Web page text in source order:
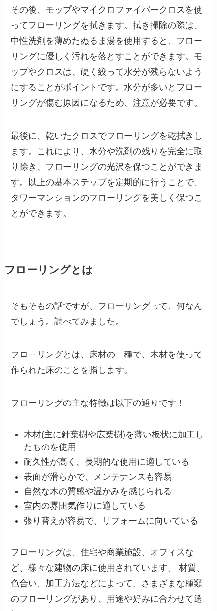
その後、モップやマイクロファイバークロスを使
ってフローリングを拭きます。拭き掃除の際は、
中性洗剤を薄めたぬるま湯を使用すると、フロー
リングに優しく汚れを落とすことができます。モ
ップやクロスは、硬く絞って水分が残らないよう
にすることがポイントです。水分が多いとフロー
リングが傷む原因になるため、注意が必要です。
最後に、乾いたクロスでフローリングを乾拭きし
ます。これにより、水分や洗剤の残りを完全に取
り除き、フローリングの光沢を保つことができま
す。以上の基本ステップを定期的に行うことで、
タワーマンションのフローリングを美しく保つこ
とができます。
フローリングとは
そもそもの話ですが、フローリングって、何なん
でしょう。調べてみました。
フローリングとは、床材の一種で、木材を使って
作られた床のことを指します。
フローリングの主な特徴は以下の通りです！
木材(主に針葉樹や広葉樹)を薄い板状に加工し
たものを使用
耐久性が高く、長期的な使用に適している
表面が滑らかで、メンテナンスも容易
自然な木の質感や温かみを感じられる
室内の雰囲気作りに適している
張り替えが容易で、リフォームに向いている
フローリングは、住宅や商業施設、オフィスな
ど、様々な建物の床に使用されています。 材質、
色合い、加工方法などによって、さまざまな種類
のフローリングがあり、用途や好みに合わせて選